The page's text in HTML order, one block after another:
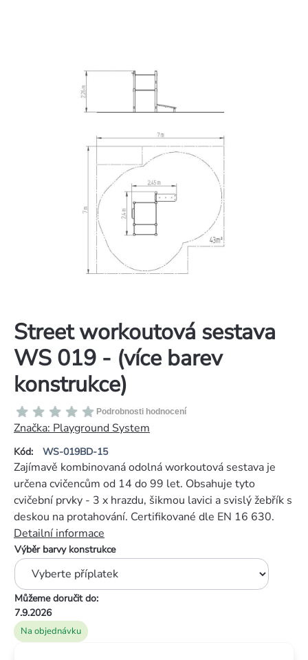
Street workoutová sestava
WS 019 - (více barev
konstrukce)
Kód: WS-019BD-15
Průměrné
hodnocení
produktu
je
0,0
5
hvězdiček.
Podrobnosti hodnocení
Značka: Playground System
Na objednávku
Výběr barvy konstrukce
Můžeme doručit do:
7.9.2026
Zajímavě kombinovaná odolná workoutová sestava je
určena cvičencům od 14 do 99 let. Obsahuje tyto
cvičební prvky - 3 x hrazdu, šikmou lavici a svislý žebřík s
deskou na protahování. Certifikované dle EN 16 630.
Detailní informace